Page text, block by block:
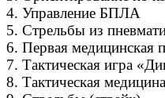
4. Управление БПЛА
5. Стрельбы из
6. Первая медицинская
7. Тактическая игра
8. Тактическая медицина